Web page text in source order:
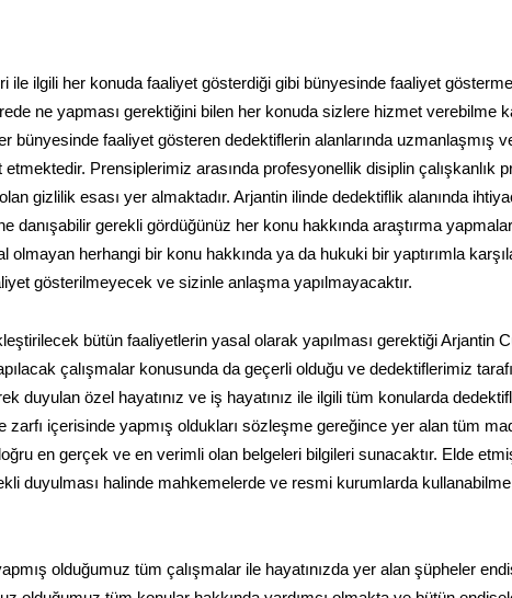
ile ilgili her konuda faaliyet gösterdiği gibi bünyesinde faaliyet
ne yapması gerektiğini bilen her konuda sizlere hizmet verebilme
bünyesinde faaliyet gösteren dedektiflerin alanlarında uzmanlaşmış
Prensiplerimiz arasında profesyonellik disiplin çalışkanlık
gizlilik esası yer almaktadır. Arjantin ilinde dedektiflik alanında
danışabilir gerekli gördüğünüz her konu hakkında araştırma
herhangi bir konu hakkında ya da hukuki bir yaptırımla
gösterilmeyecek ve sizinle anlaşma yapılmayacaktır.
bütün faaliyetlerin yasal olarak yapılması gerektiği Arjantin
çalışmalar konusunda da geçerli olduğu ve dedektiflerimiz
duyulan özel hayatınız ve iş hayatınız ile ilgili tüm konularda
zarfı içerisinde yapmış oldukları sözleşme gereğince yer alan tüm
en gerçek ve en verimli olan belgeleri bilgileri sunacaktır. Elde
duyulması halinde mahkemelerde ve resmi kurumlarda kullanabilme
olduğumuz tüm çalışmalar ile hayatınızda yer alan şüpheler